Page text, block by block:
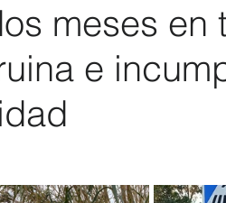
Patrimonio POLÍTICA
meses en
e